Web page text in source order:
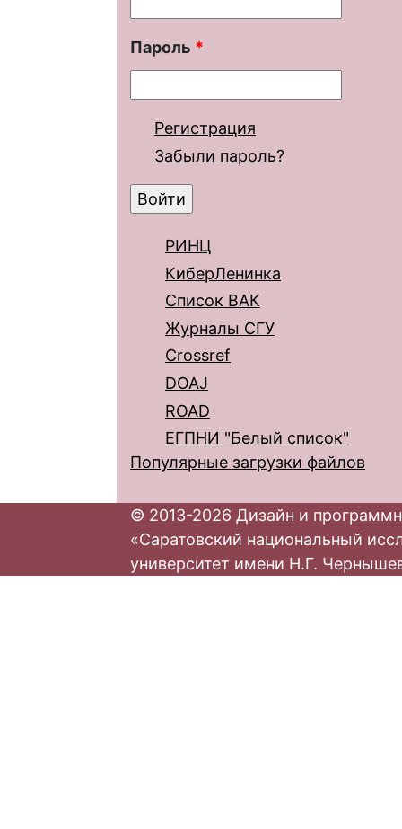
Пароль *
Регистрация
Забыли пароль?
РИНЦ
КиберЛенинка
Список ВАК
Журналы СГУ
Crossref
DOAJ
ROAD
ЕГПНИ "Белый список"
Популярные загрузки файлов
© 2013-2026 Дизайн и
«Саратовский национальный
университет имени Н.Г.